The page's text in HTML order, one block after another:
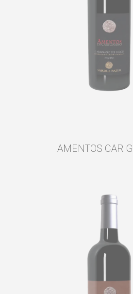
AMENTOS